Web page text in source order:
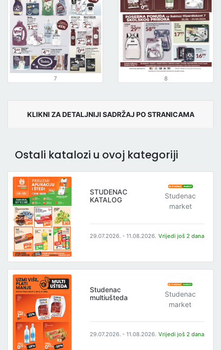
7 8
KLIKNI ZA DETALJNIJI SADRŽAJ PO STRANICAMA
Ostali katalozi u ovoj kategoriji
STUDENAC
KATALOG
Studenac
market
29.07.2026. - 11.08.2026. Vrijedi još 2 dana
Studenac
multiušteda
Studenac
market
29.07.2026. - 11.08.2026. Vrijedi još 2 dana